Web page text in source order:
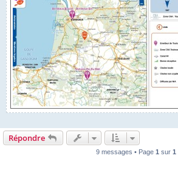
Répondre
9 messages • Page 1 sur 1